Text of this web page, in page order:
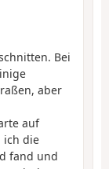
Bei
aber
auf
ich die
fand und